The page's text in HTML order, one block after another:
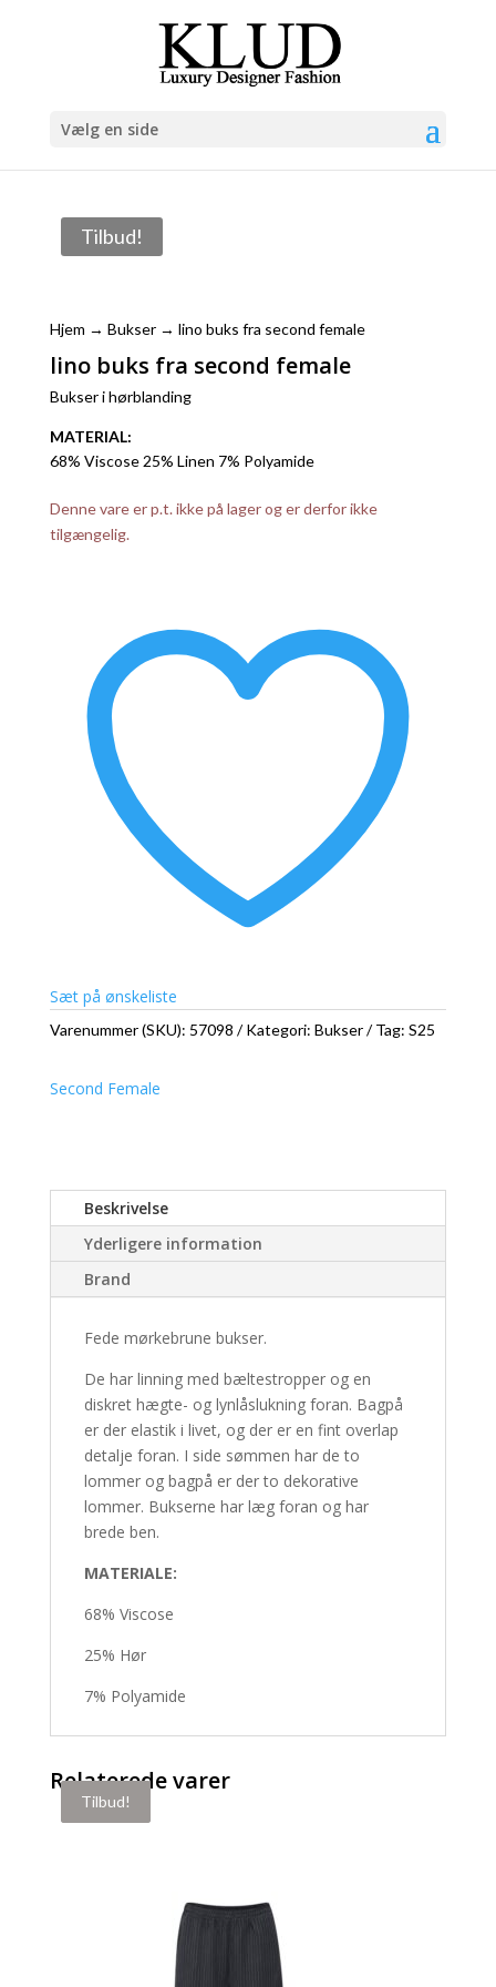
Vælg en side
Tilbud!
Hjem → Bukser→ lino buks fra second female
lino buks fra second female
Bukser i hørblanding
MATERIAL:
68% Viscose 25% Linen 7% Polyamide
Denne vare er p.t. ikke på lager og er derfor ikke
tilgængelig.
Sæt på ønskeliste
Varenummer (SKU): 57098 Kategori: Bukser Tag: S25
Second Female
Beskrivelse
Yderligere information
Brand
Fede mørkebrune bukser.
De har linning med bæltestropper og en
diskret hægte- og lynlåslukning foran. Bagpå
er der elastik i livet, og der er en fint overlap
detalje foran. I side sømmen har de to
lommer og bagpå er der to dekorative
lommer. Bukserne har læg foran og har
brede ben.
MATERIALE:
68% Viscose
25% Hør
7% Polyamide
Relaterede varer
Tilbud!
Tilbud!